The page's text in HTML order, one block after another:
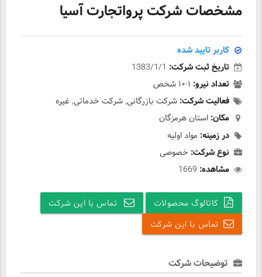
مشخصات شرکت پرواتجارت آسیا
کاربر تایید شده
تاریخ ثبت شرکت: 1383/1/1
تعداد نیرو: ۱-۱۰ شخص
فعالیت شرکت: شرکت بازرگانی, شرکت خدماتی, غیره
مکان: استان هرمزگان
در زمینه: مواد اولیه
نوع شرکت: خصوصی
مشاهده: 1669
کاتالوگ محصولات
تماس با این شرکت
تماس با این شرکت
توضیحات شرکت